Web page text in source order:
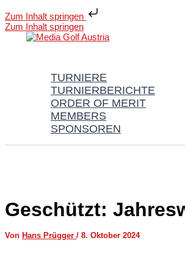
Zum Inhalt springen
Zum Inhalt springen
TURNIERE
TURNIERBERICHTE
ORDER OF MERIT
MEMBERS
SPONSOREN
Geschützt:
Von Hans Prügger / 8. Oktober 2024